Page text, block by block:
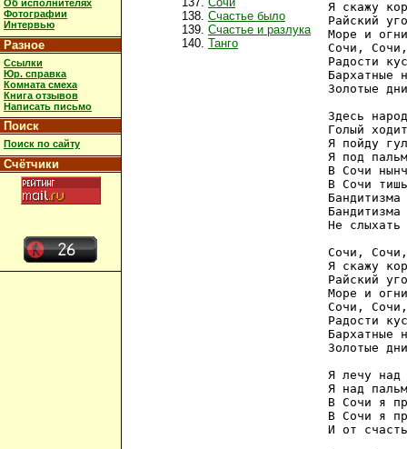
Об исполнителях
Фотографии
Интервью
Разное
Ссылки
Юр. справка
Комната смеха
Книга отзывов
Написать письмо
Поиск
Поиск по сайту
Счётчики
Счастье было
Счастье и разлука
Танго
Я скажу
Райский
Море и огни
Сочи,
Радости
Бархатные
Золотые дни
Здесь
Голый
Я пойду
Я под
В Сочи
В Сочи
Не
Сочи,
Я скажу
Райский
Море и огни
Сочи,
Радости
Бархатные
Золотые дни
Я лечу над
Я над
В Сочи я
В Сочи я
И от